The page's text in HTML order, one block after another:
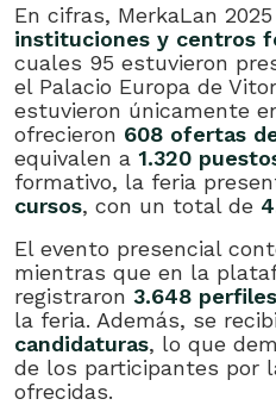
En cifras, MerkaLan
instituciones y centros
cuales 95 estuvieron
el Palacio Europa de
estuvieron únicamente
ofrecieron 608 ofertas
equivalen a 1.320
formativo, la feria
cursos, con un total de
El evento presencial
mientras que en la
registraron 3.648 perfiles
la feria. Además, se
candidaturas, lo que
de los participantes por
ofrecidas.